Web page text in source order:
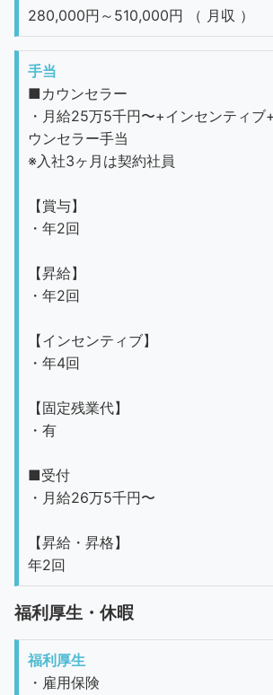
280,000円～510,000円 （ 月収 ）
手当
■カウンセラー
・月給25万5千円〜+インセンティブ
ウンセラー手当
※入社3ヶ月は契約社員
【賞与】
・年2回
【昇給】
・年2回
【インセンティブ】
・年4回
【固定残業代】
・有
■受付
・月給26万5千円〜
【昇給・昇格】
年2回
福利厚生・休暇
福利厚生
・雇用保険